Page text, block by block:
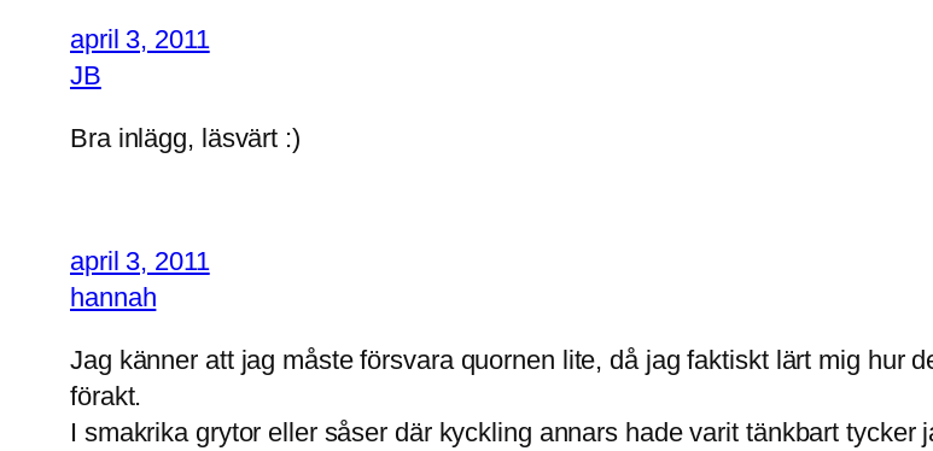
april 3, 2011
JB
Bra inlägg, läsvärt :)
april 3, 2011
hannah
Jag känner att jag måste försvara quornen lite, då jag faktiskt lärt mig hur
förakt.
I smakrika grytor eller såser där kyckling annars hade varit tänkbart